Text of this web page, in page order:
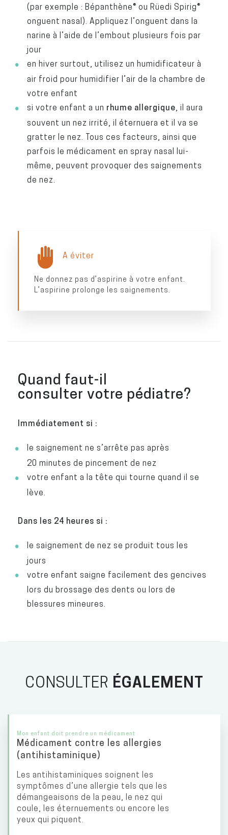
(par exemple : Bépanthène® ou Rüedi Spirig®
onguent nasal). Appliquez l’onguent dans la
narine à l’aide de l’embout plusieurs fois par
jour
en hiver surtout, utilisez un humidificateur à
air froid pour humidifier l’air de la chambre de
votre enfant
si votre enfant a un rhume allergique , il aura
souvent un nez irrité, il éternuera et il va se
gratter le nez. Tous ces facteurs, ainsi que
parfois le médicament en spray nasal lui-
même, peuvent provoquer des saignements
de nez.
A éviter
Ne donnez pas d’aspirine à votre enfant.
L’aspirine prolonge les saignements.
Quand faut-il
consulter votre pédiatre?
Immédiatement si :
le saignement ne s’arrête pas après
20 minutes de pincement de nez
votre enfant a la tête qui tourne quand il se
lève.
Dans les 24 heures si :
le saignement de nez se produit tous les
jours
votre enfant saigne facilement des gencives
lors du brossage des dents ou lors de
blessures mineures.
CONSULTER ÉGALEMENT
Mon enfant doit prendre un médicament
Médicament contre les allergies
(antihistaminique)
Les antihistaminiques soignent les
symptômes d’une allergie tels que les
démangeaisons de la peau, le nez qui
coule, les éternuements ou encore les
yeux qui piquent.